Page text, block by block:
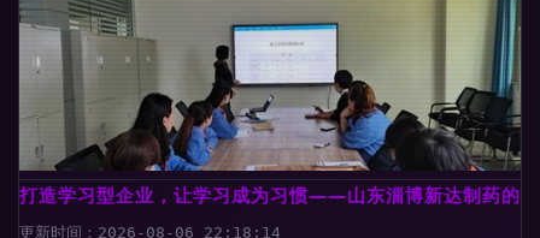
打造学习型企业，让学习成为习惯——山东淄博新达制药的
更新时间：2026-08-06 22:18:14